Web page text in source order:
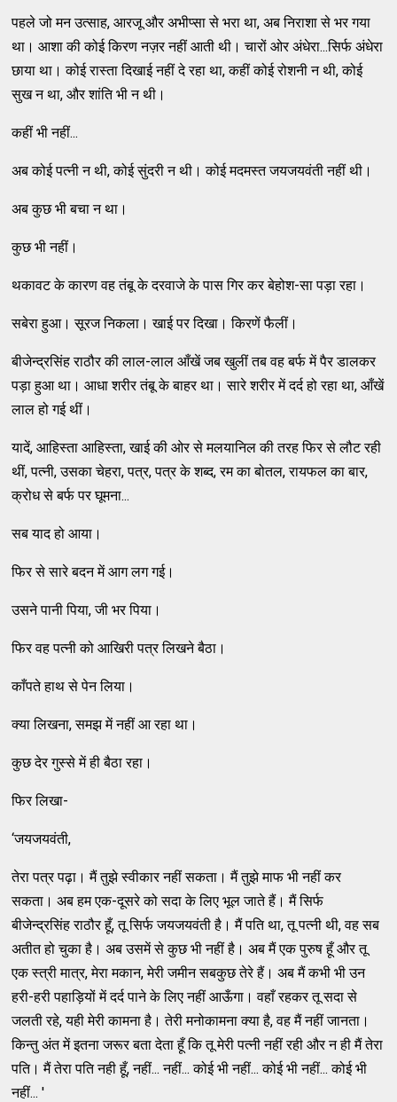
पहले जो मन उत्साह, आरजू और अभीप्सा से भरा था, अब निराशा से भर गया
था। आशा की कोई किरण नज़र नहीं आती थी। चारों ओर अंधेरा...सिर्फ अंधेरा
छाया था। कोई रास्ता दिखाई नहीं दे रहा था, कहीं कोई रोशनी न थी, कोई
सुख न था, और शांति भी न थी।
कहीं भी नहीं...
अब कोई पत्नी न थी, कोई सुंदरी न थी। कोई मदमस्त जयजयवंती नहीं थी।
अब कुछ भी बचा न था।
कुछ भी नहीं।
थकावट के कारण वह तंबू के दरवाजे के पास गिर कर बेहोश-सा पड़ा रहा।
सबेरा हुआ। सूरज निकला। खाई पर दिखा। किरणें फैलीं।
बीजेन्द्रसिंह राठौर की लाल-लाल आँखें जब खुलीं तब वह बर्फ में पैर डालकर
पड़ा हुआ था। आधा शरीर तंबू के बाहर था। सारे शरीर में दर्द हो रहा था, आँखें
लाल हो गई थीं।
यादें, आहिस्ता आहिस्ता, खाई की ओर से मलयानिल की तरह फिर से लौट रही
थीं, पत्नी, उसका चेहरा, पत्र, पत्र के शब्द, रम का बोतल, रायफल का बार,
क्रोध से बर्फ पर घूमना...
सब याद हो आया।
फिर से सारे बदन में आग लग गई।
उसने पानी पिया, जी भर पिया।
फिर वह पत्नी को आखिरी पत्र लिखने बैठा।
काँपते हाथ से पेन लिया।
क्या लिखना, समझ में नहीं आ रहा था।
कुछ देर गुस्से में ही बैठा रहा।
फिर लिखा-
‘जयजयवंती,
तेरा पत्र पढ़ा। मैं तुझे स्वीकार नहीं सकता। मैं तुझे माफ भी नहीं कर
सकता। अब हम एक-दूसरे को सदा के लिए भूल जाते हैं। मैं सिर्फ
बीजेन्द्रसिंह राठौर हूँ, तू सिर्फ जयजयवंती है। मैं पति था, तू पत्नी थी, वह सब
अतीत हो चुका है। अब उसमें से कुछ भी नहीं है। अब मैं एक पुरुष हूँ और तू
एक स्त्री मात्र, मेरा मकान, मेरी जमीन सबकुछ तेरे हैं। अब मैं कभी भी उन
हरी-हरी पहाड़ियों में दर्द पाने के लिए नहीं आऊँगा। वहाँ रहकर तू सदा से
जलती रहे, यही मेरी कामना है। तेरी मनोकामना क्या है, वह मैं नहीं जानता।
किन्तु अंत में इतना जरूर बता देता हूँ कि तू मेरी पत्नी नहीं रही और न ही मैं तेरा
पति। मैं तेरा पति नही हूँ, नहीं... नहीं... कोई भी नहीं... कोई भी नहीं... कोई भी
नहीं... '